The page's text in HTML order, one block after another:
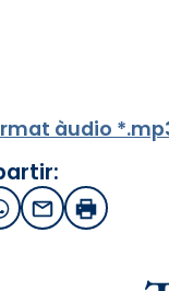
àudio
EmailImprimir